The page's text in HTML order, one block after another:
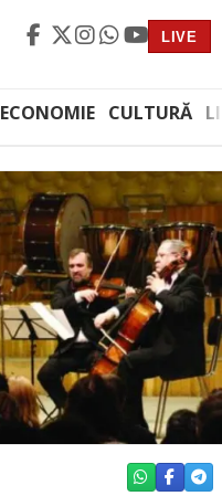
LIVE
ECONOMIE CULTURĂ
WHATSAPP